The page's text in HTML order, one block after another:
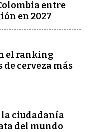
entre
en 2027
el ranking
cerveza más
la ciudadanía
del mundo